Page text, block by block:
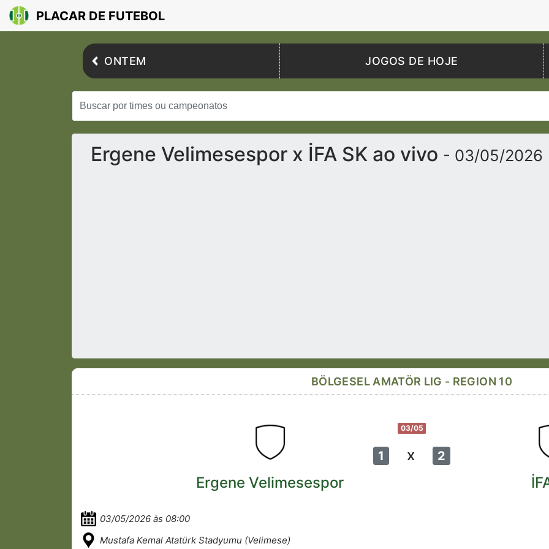
PLACAR DE FUTEBOL
ONTEM JOGOS DE HOJE
Ergene Velimesespor x İFA SK ao vivo - 03/05/2026
BÖLGESEL AMATÖR LIG - REGION 10
03/05
1 x 2
Ergene Velimesespor
03/05/2026 às 08:00
Mustafa Kemal Atatürk Stadyumu (Velimese)